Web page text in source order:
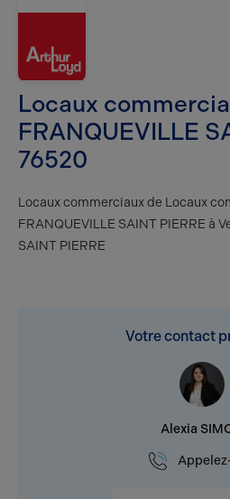
Locaux
FRANQUEVILLE
76520
Locaux commerciaux de Locaux
FRANQUEVILLE SAINT PIERRE à
SAINT PIERRE
Votre contact
Alexia